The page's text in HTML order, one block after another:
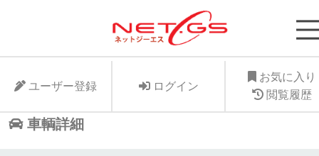
ネット・ジーエス株式会社が運営する中古車個人
支援サービスNet-GSのサイト。より安く中古車
に入れたい、より高くお手元の愛車を手放したい
ット・ジーエス株式会社はお客様が驚きの価格で
車個人売買が出来る支援に全力で取り組みます。
ユーザー登録 ログイン
お気に入り
閲覧履歴
車輌詳細